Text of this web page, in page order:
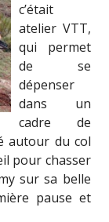
c’était
atelier VTT,
qui permet
de se
dépenser
dans un
cadre de
autour du col
pour chasser
sur sa belle
pause et